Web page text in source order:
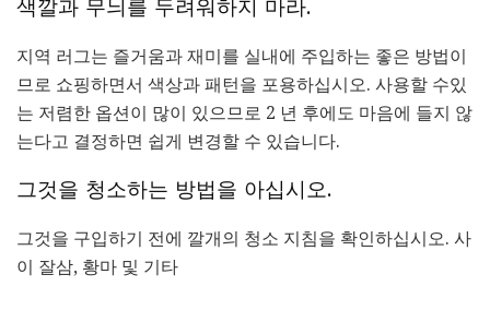
색깔과 무늬를 두려워하지 마라.
지역 러그는 즐거움과 재미를 실내에 주입하는 좋은 방법이
므로 쇼핑하면서 색상과 패턴을 포용하십시오. 사용할 수있
는 저렴한 옵션이 많이 있으므로 2 년 후에도 마음에 들지 않
는다고 결정하면 쉽게 변경할 수 있습니다.
그것을 청소하는 방법을 아십시오.
그것을 구입하기 전에 깔개의 청소 지침을 확인하십시오. 사
이 잘삼, 황마 및 기타